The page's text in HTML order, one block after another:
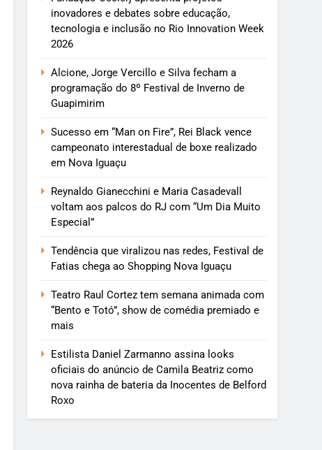
inovadores e debates sobre educação,
tecnologia e inclusão no Rio Innovation Week
2026
Alcione, Jorge Vercillo e Silva fecham a
programação do 8º Festival de Inverno de
Guapimirim
Sucesso em “Man on Fire”, Rei Black vence
campeonato interestadual de boxe realizado
em Nova Iguaçu
Reynaldo Gianecchini e Maria Casadevall
voltam aos palcos do RJ com “Um Dia Muito
Especial”
Tendência que viralizou nas redes, Festival de
Fatias chega ao Shopping Nova Iguaçu
Teatro Raul Cortez tem semana animada com
“Bento e Totó”, show de comédia premiado e
mais
Estilista Daniel Zarmanno assina looks
oficiais do anúncio de Camila Beatriz como
nova rainha de bateria da Inocentes de Belford
Roxo